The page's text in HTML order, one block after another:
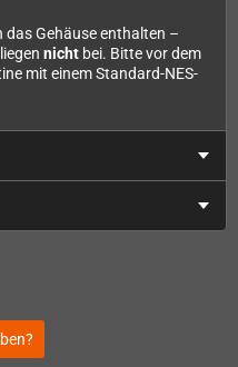
Gehäuse enthalten –
nicht bei. Bitte vor dem
mit einem Standard-NES-